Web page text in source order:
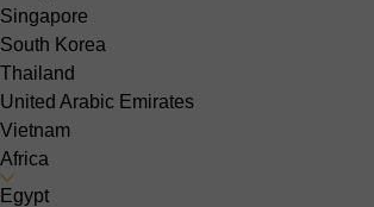
Singapore
South Korea
Thailand
United Arabic Emirates
Vietnam
Africa
Egypt